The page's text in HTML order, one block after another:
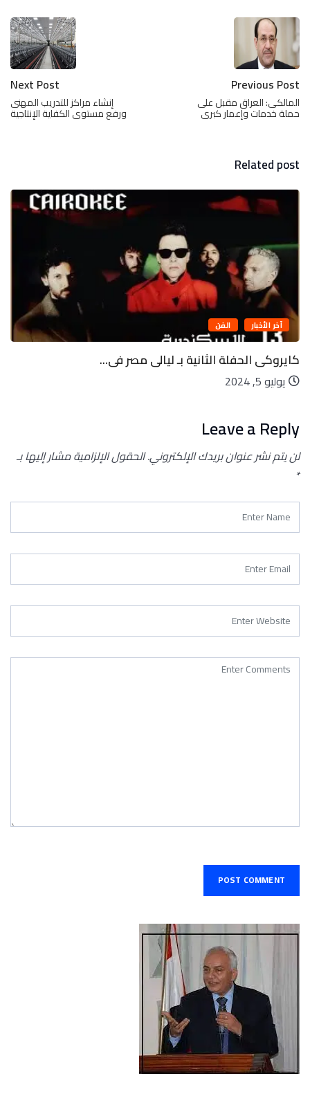
Previous Post
المالكى: العراق مقبل على
حملة خدمات وإعمار كبرى
Next Post
إنشاء مراكز للتدريب المهنى
ورفع مستوى الكفاية الإنتاجية
Related post
آخر الأخبار الفن
كايروكى الحفلة الثانية بـ ليالى مصر فى...
يوليو 5, 2024
Leave a Reply
لن يتم نشر عنوان بريدك الإلكتروني.الحقول الإلزامية مشار إليها بـ
*